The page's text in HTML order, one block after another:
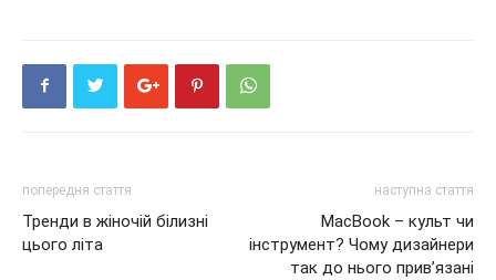
попередня стаття
Тренди в жіночій білизні
цього літа
наступна стаття
MacBook – культ чи
інструмент? Чому дизайнери
так до нього прив’язані